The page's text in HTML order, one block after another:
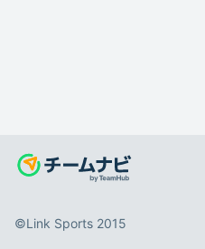
©️Link Sports 2015